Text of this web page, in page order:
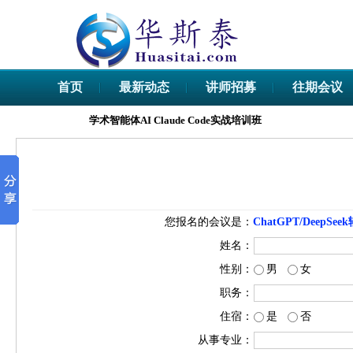
首页 最新动态 讲师招募 往期会议
学术智能体AI Claude Code实战培训班
您报名的会议是：ChatGPT/
姓名：
性别：
男
女
职务：
住宿：
是
否
从事专业：